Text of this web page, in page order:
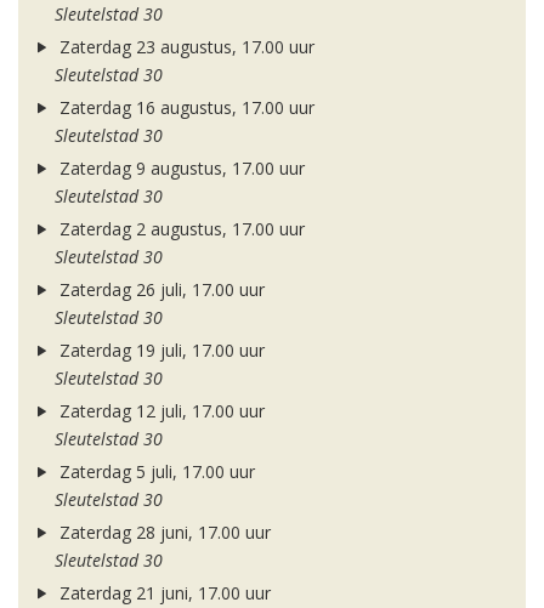
Sleutelstad 30
Zaterdag 23 augustus, 17.00 uur
Sleutelstad 30
Zaterdag 16 augustus, 17.00 uur
Sleutelstad 30
Zaterdag 9 augustus, 17.00 uur
Sleutelstad 30
Zaterdag 2 augustus, 17.00 uur
Sleutelstad 30
Zaterdag 26 juli, 17.00 uur
Sleutelstad 30
Zaterdag 19 juli, 17.00 uur
Sleutelstad 30
Zaterdag 12 juli, 17.00 uur
Sleutelstad 30
Zaterdag 5 juli, 17.00 uur
Sleutelstad 30
Zaterdag 28 juni, 17.00 uur
Sleutelstad 30
Zaterdag 21 juni, 17.00 uur